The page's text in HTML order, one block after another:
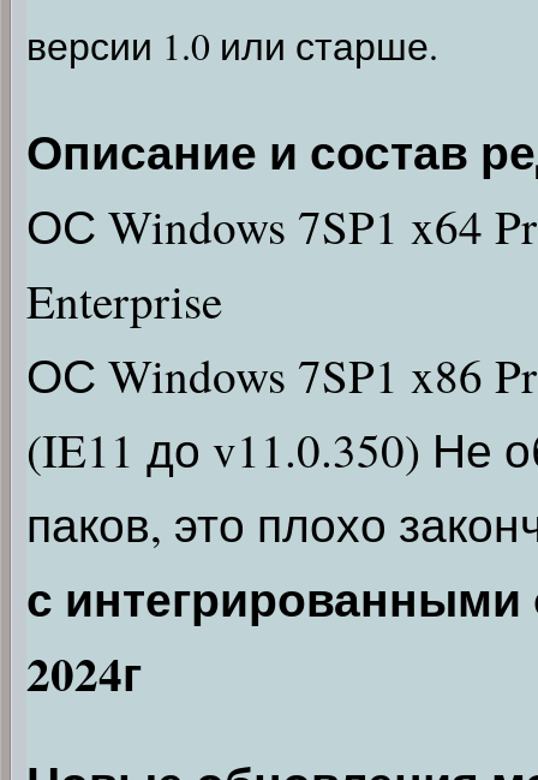
версии 1.0 или старше.
Описание и состав
ОС Windows 7SP1 x64
Enterprise
ОС Windows 7SP1 x86
(IE11 до v11.0.350) Не
паков, это плохо
с
2024г